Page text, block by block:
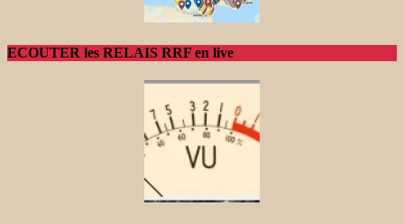
ECOUTER les RELAIS RRF en live